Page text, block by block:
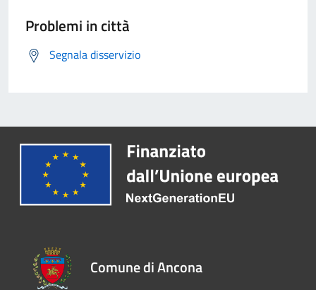
Problemi in città
Segnala disservizio
Comune di Ancona